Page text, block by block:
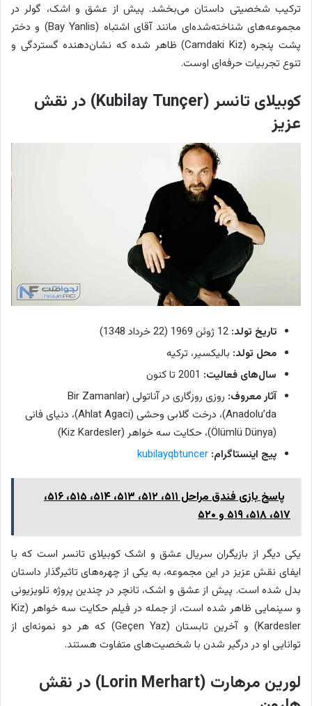
ترکیب شخصیتی داستان می‌بخشد. پیش از عشق و اشک، گولر در
مجموعه‌های شناخته‌شده‌ای مانند آقای اشتباه (Bay Yanlis) و دختر
پشت پنجره (Camdaki Kiz) ظاهر شده که نشان‌دهنده گستردگی و
تنوع تجربیات حرفه‌ای اوست.
کوبیلای تانسر (Kubilay Tunçer) در نقش
عزیز
تاریخ تولد:
محل تولد: بالیکسیر، ترکیه
سال‌های فعالیت:
آثار معروف:
روزی روزگاری در آناتولی (Bir Zamanlar
Anadolu’da)، درخت گلابی وحشی (Ahlat Agaci)، دنیای فانی
(Ölümlü Dünya)، حکایت سه خواهر (Kiz Kardesler)
پیج اینستاگرام: kubilayqbtuncer
پاسخ بازی فندق مراحل ۵۱۱، ۵۱۲، ۵۱۳، ۵۱۴، ۵۱۵، ۵۱۶،
۵۱۷، ۵۱۸، ۵۱۹ و ۵۲۰
یکی دیگر از بازیگران سریال عشق و اشک کوبیلای تانسر است که با
ایفای نقش عزیز در این مجموعه، به یکی از چهره‌های تاثیرگذار داستان
بدل شده است. پیش از عشق و اشک، تانچر در چندین پروژه تلویزیونی
و سینمایی ظاهر شده است، از جمله در فیلم حکایت سه خواهر (Kiz
Kardesler) و آخرین تابستان (Geçen Yaz) که هر دو نمونه‌ای از
توانایی او در درگیر شدن با شخصیت‌های متفاوت هستند.
لورین مرهارت (Lorin Merhart) در نقش